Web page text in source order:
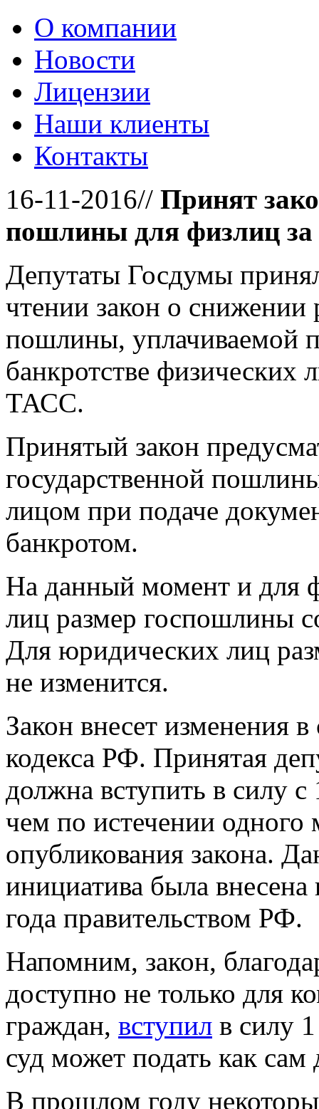
О компании
Новости
Лицензии
Наши клиенты
Контакты
16-11-2016// Принят
пошлины для физлиц за
Депутаты Госдумы
чтении закон о снижении
пошлины, уплачиваемой
банкротстве физических
ТАСС.
Принятый закон
государственной
лицом при подаче
банкротом.
На данный момент и для
лиц размер госпошлины
Для юридических лиц
не изменится.
Закон внесет изменения
кодекса РФ. Принятая
должна вступить в силу с
чем по истечении одного
опубликования закона.
инициатива была
года правительством РФ.
Напомним, закон,
доступно не только для
граждан, вступил в силу
суд может подать как
В прошлом году